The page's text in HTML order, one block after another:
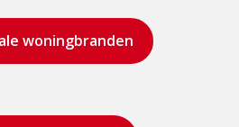
woningbranden